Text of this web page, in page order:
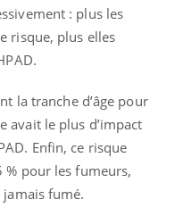
: plus les
risque, plus elles
la tranche d’âge pour
avait le plus d’impact
Enfin, ce risque
% pour les fumeurs,
fumé.